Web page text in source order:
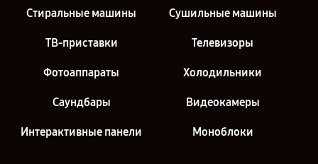
Стиральные машины Сушильные машины
ТВ-приставки Телевизоры
Фотоаппараты Холодильники
Саундбары Видеокамеры
Интерактивные панели Моноблоки